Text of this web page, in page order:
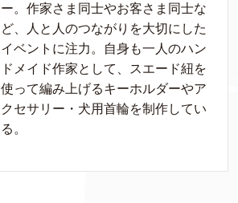
ー。作家さま同士やお客さま同士な
ど、人と人のつながりを大切にした
イベントに注力。自身も一人のハン
ドメイド作家として、スエード紐を
使って編み上げるキーホルダーやア
クセサリー・犬用首輪を制作してい
る。